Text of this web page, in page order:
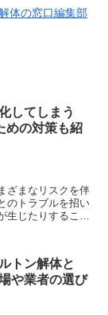
体の窓口編集部
してしまう
めの対策も紹
ざまなリスクを伴
のトラブルを招い
じたりすること
トン解体と
や業者の選び